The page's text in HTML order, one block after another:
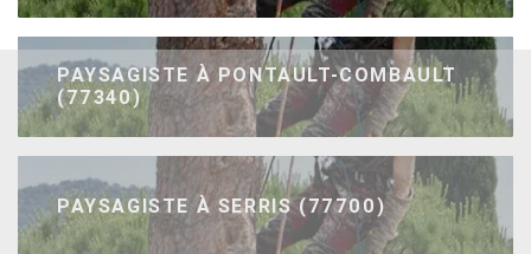
PAYSAGISTE À PONTAULT-COMBAULT
(77340)
PAYSAGISTE À SERRIS (77700)